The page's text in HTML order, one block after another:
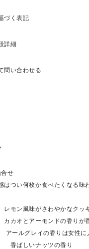
づく表記
詳細
問い合わせる
せ
はつい何枚か食べたくなる味
風味がさわやかなクッ
アーモンドの香りが香
ールグレイの香りは女性に
香ばしいナッツの香り